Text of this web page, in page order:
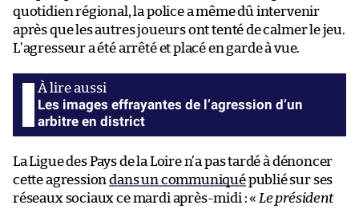
quotidien régional, la police a même dû intervenir
après que les autres joueurs ont tenté de calmer le jeu.
L’agresseur a été arrêté et placé en garde à vue.
Les images effrayantes de l’agression d’un
arbitre en district
La Ligue des Pays de la Loire n’a pas tardé à dénoncer
cette agressiondans un communiquépublié sur ses
réseaux sociaux ce mardi après-midi : « Le président